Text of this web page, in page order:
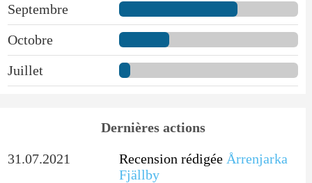
Septembre
Octobre
Juillet
Dernières actions
31.07.2021 Recension rédigée Årrenjarka
Fjällby